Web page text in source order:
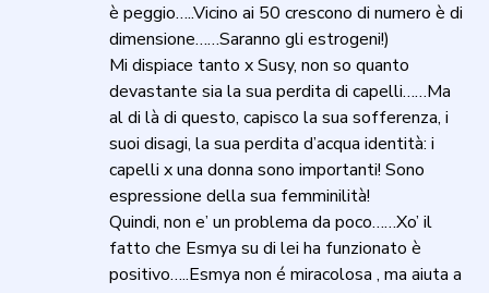
è peggio…..Vicino ai 50 crescono di numero è di
dimensione……Saranno gli estrogeni!)
Mi dispiace tanto x Susy, non so quanto
devastante sia la sua perdita di capelli……Ma
al di là di questo, capisco la sua sofferenza, i
suoi disagi, la sua perdita d’acqua identità: i
capelli x una donna sono importanti! Sono
espressione della sua femminilità!
Quindi, non e’ un problema da poco……Xo’ il
fatto che Esmya su di lei ha funzionato è
positivo…..Esmya non é miracolosa , ma aiuta a